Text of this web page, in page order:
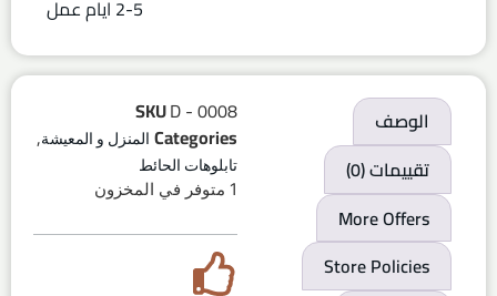
2-5 ايام عمل
الوصف
تقييمات (0)
More Offers
Store Policies
SKUD - 0008
Categories المنزل و المعيشة,
تابلوهات الحائط
1 متوفر في المخزون